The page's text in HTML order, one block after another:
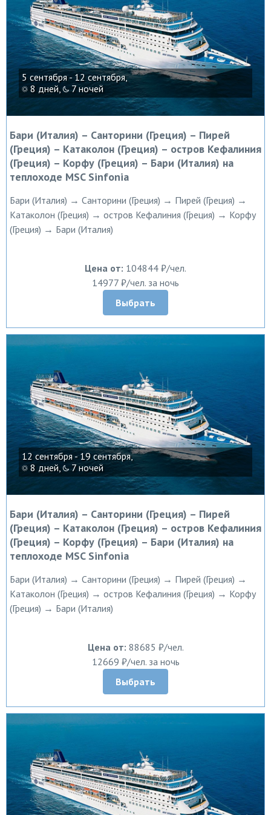
5 сентября - 12 сентября,
8 дней,
7 ночей
Бари (Италия) – Санторини (Греция) – Пирей
(Греция) – Катаколон (Греция) – остров Кефалиния
(Греция) – Корфу (Греция) – Бари (Италия) на
теплоходе MSC Sinfonia
Бари (Италия) → Санторини (Греция) → Пирей (Греция) →
Катаколон (Греция) → остров Кефалиния (Греция) → Корфу
(Греция) → Бари (Италия)
Цена от: 104844 ₽/чел.
14977 ₽/чел. за ночь
Выбрать
12 сентября - 19 сентября,
8 дней,
7 ночей
Бари (Италия) – Санторини (Греция) – Пирей
(Греция) – Катаколон (Греция) – остров Кефалиния
(Греция) – Корфу (Греция) – Бари (Италия) на
теплоходе MSC Sinfonia
Бари (Италия) → Санторини (Греция) → Пирей (Греция) →
Катаколон (Греция) → остров Кефалиния (Греция) → Корфу
(Греция) → Бари (Италия)
Цена от: 88685 ₽/чел.
12669 ₽/чел. за ночь
Выбрать